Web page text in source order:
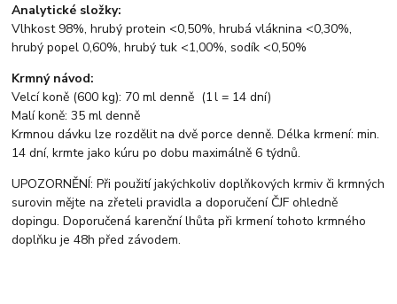
Analytické složky:
Vlhkost 98%, hrubý protein <0,50%, hrubá vláknina <0,30%,
hrubý popel 0,60%, hrubý tuk <1,00%, sodík <0,50%
Krmný návod:
Velcí koně (600 kg): 70 ml denně (1 l = 14 dní)
Malí koně: 35 ml denně
Krmnou dávku lze rozdělit na dvě porce denně. Délka krmení: min.
14 dní, krmte jako kúru po dobu maximálně 6 týdnů.
UPOZORNĚNÍ: Při použití jakýchkoliv doplňkových krmiv či krmných
surovin mějte na zřeteli pravidla a doporučení ČJF ohledně
dopingu. Doporučená karenční lhůta při krmení tohoto krmného
doplňku je 48h před závodem.